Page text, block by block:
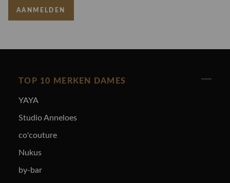
AANMELDEN
TOP 10 MERKEN DAMES
YAYA
Studio Anneloes
co'couture
Nukus
by-bar